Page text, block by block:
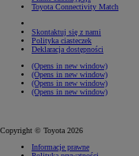
Toyota Connectivity Match
Skontaktuj się z nami
Polityka ciasteczek
Deklaracja dostępności
(Opens in new window)
(Opens in new window)
(Opens in new window)
(Opens in new window)
Copyright © Toyota 2026
Informacje prawne